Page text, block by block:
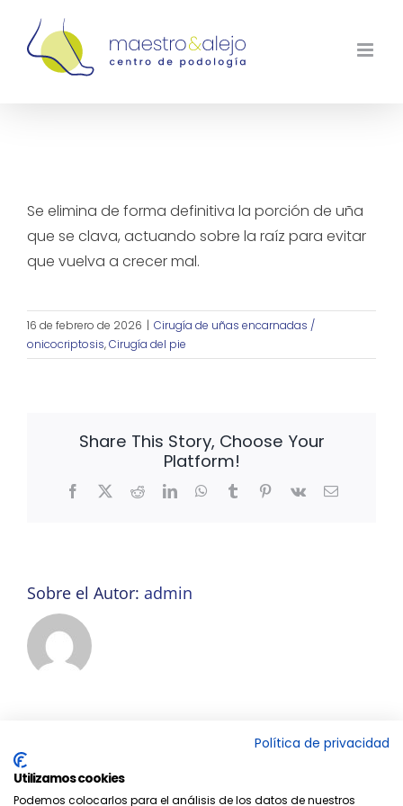
contenido
Se elimina de forma definitiva la porción de uña
que se clava, actuando sobre la raíz para evitar
que vuelva a crecer mal.
16 de febrero de 2026 | Cirugía de uñas encarnadas /
onicocriptosis,Cirugía del pie
Share This Story, Choose Your
Platform!
Facebook
X RedditLinkedInWhatsApp
TumblrPinterest
Vk
Correo
Sobre el Autor: admin
Política de privacidad
Utilizamos cookies
Podemos colocarlos para el análisis de los datos de nuestros